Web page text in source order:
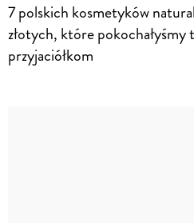
7 polskich kosmetyków
złotych, które pokochałyśmy
przyjaciółkom